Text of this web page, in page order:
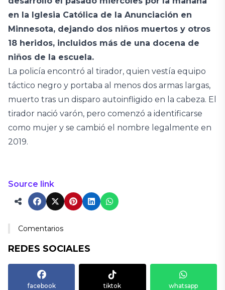
en la Iglesia Católica de la Anunciación en
Minnesota, dejando dos niños muertos y otros
18 heridos, incluidos más de una docena de
niños de la escuela.
La policía encontró al tirador, quien vestía equipo
táctico negro y portaba al menos dos armas largas,
muerto tras un disparo autoinfligido en la cabeza. El
tirador nació varón, pero comenzó a identificarse
como mujer y se cambió el nombre legalmente en
2019.
Source link
Comentarios
REDES SOCIALES
facebook tiktok whatsapp